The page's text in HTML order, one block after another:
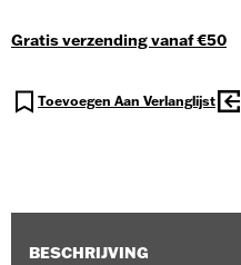
Gratis verzending vanaf €50
Toevoegen Aan Verlanglijst
BESCHRIJVING